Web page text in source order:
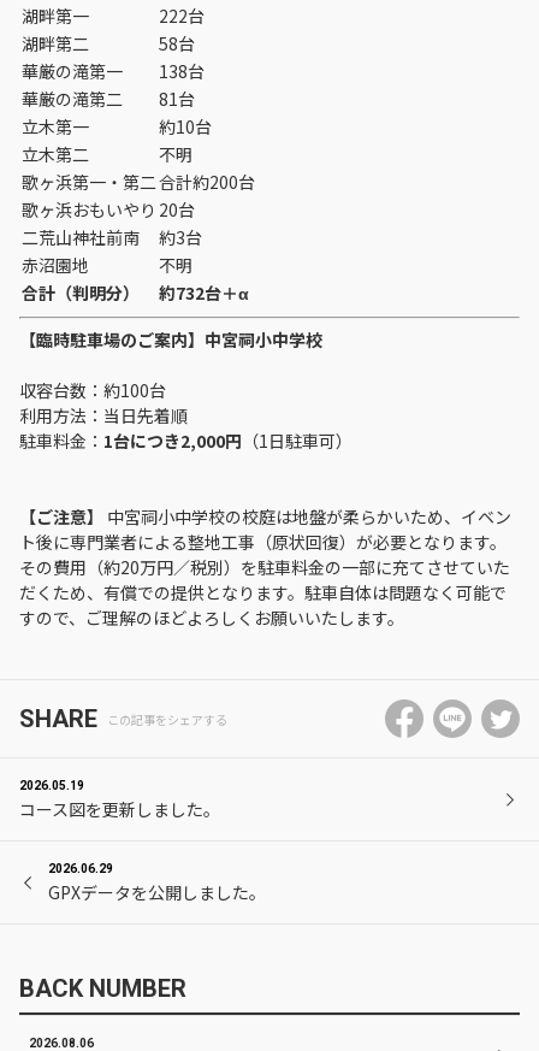
湖畔第一
222台
湖畔第二
58台
華厳の滝第一
138台
華厳の滝第二
81台
立木第一
約10台
立木第二
不明
歌ヶ浜第一・第二合計約200台
歌ヶ浜おもいやり 20台
二荒山神社前南
約3台
赤沼園地
不明
合計（判明分）
約732台＋α
【臨時駐車場のご案内】中宮祠小中学校
収容台数：約100台
利用方法：当日先着順
駐車料金： 1台につき2,000円 （1日駐車可）
【ご注意】
中宮祠小中学校の校庭は地盤が柔らかいため、イベン
ト後に専門業者による整地工事（原状回復）が必要となります。
その費用（約20万円／税別）を駐車料金の一部に充てさせていた
だくため、有償での提供となります。駐車自体は問題なく可能で
すので、ご理解のほどよろしくお願いいたします。
SHARE この記事をシェアする
2026.05.19
コース図を更新しました。
2026.06.29
GPXデータを公開しました。
BACK NUMBER
2026.08.06